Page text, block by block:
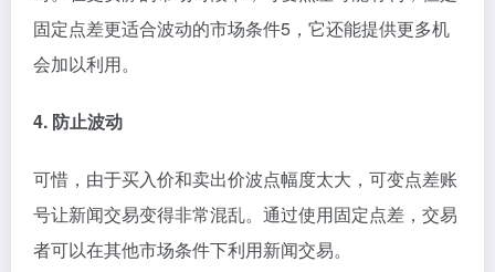
固定点差更适合波动的市场条件5，它还能提供更多机
会加以利用。
4. 防止波动
可惜，由于买入价和卖出价波点幅度太大，可变点差账
号让新闻交易变得非常混乱。通过使用固定点差，交易
者可以在其他市场条件下利用新闻交易。